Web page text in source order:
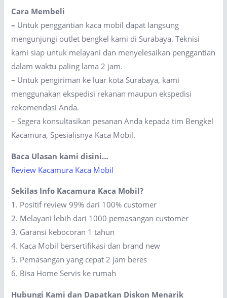
Cara Membeli
– Untuk penggantian kaca mobil dapat langsung
mengunjungi outlet bengkel kami di Surabaya. Teknisi
kami siap untuk melayani dan menyelesaikan penggantian
dalam waktu paling lama 2 jam.
– Untuk pengiriman ke luar kota Surabaya, kami
menggunakan ekspedisi rekanan maupun ekspedisi
rekomendasi Anda.
– Segera konsultasikan pesanan Anda kepada tim Bengkel
Kacamura, Spesialisnya Kaca Mobil.
Baca Ulasan kami disini…
Review Kacamura Kaca Mobil
Sekilas Info Kacamura Kaca Mobil?
1. Positif review 99% dari 100% customer
2. Melayani lebih dari 1000 pemasangan customer
3. Garansi kebocoran 1 tahun
4. Kaca Mobil bersertifikasi dan brand new
5. Pemasangan yang cepat 2 jam beres
6. Bisa Home Servis ke rumah
Hubungi Kami dan Dapatkan Diskon Menarik